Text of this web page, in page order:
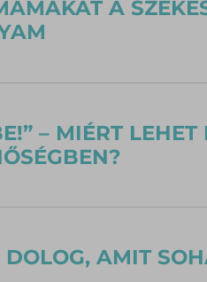
A
– MIÉRT
AMIT